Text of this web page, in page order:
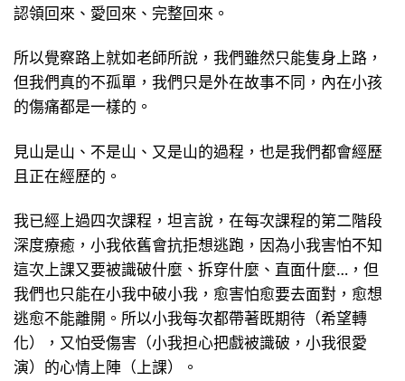
認領回來、愛回來、完整回來。
所以覺察路上就如老師所說，我們雖然只能隻身上路，
但我們真的不孤單，我們只是外在故事不同，內在小孩
的傷痛都是一樣的。
見山是山、不是山、又是山的過程，也是我們都會經歷
且正在經歷的。
我已經上過四次課程，坦言說，在每次課程的第二階段
深度療癒，小我依舊會抗拒想逃跑，因為小我害怕不知
這次上課又要被識破什麼、拆穿什麼、直面什麼…，但
我們也只能在小我中破小我，愈害怕愈要去面對，愈想
逃愈不能離開。所以小我每次都帶著既期待（希望轉
化），又怕受傷害（小我担心把戲被識破，小我很愛
演）的心情上陣（上課）。